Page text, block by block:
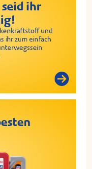
ihr
und
ihr zum einfach